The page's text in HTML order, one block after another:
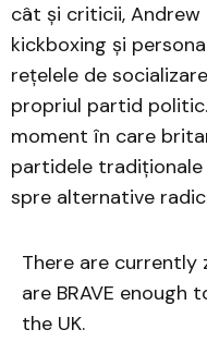
cât și criticii,
kickboxing și
rețelele de
propriul partid
moment în care
partidele
spre alternative
There are currently
are BRAVE enough
the UK.